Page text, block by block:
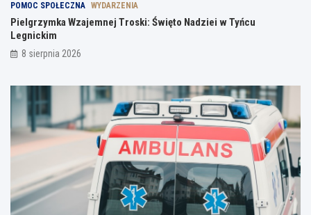
POMOC SPOŁECZNA WYDARZENIA
Pielgrzymka Wzajemnej Troski: Święto Nadziei w Tyńcu
Legnickim
8 sierpnia 2026